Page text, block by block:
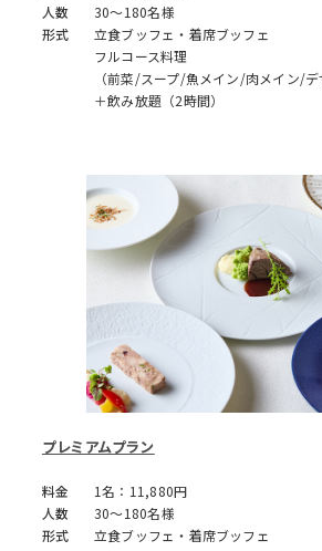
人数
30～180名様
形式
立食ブッフェ・着席ブッフェ
フルコース料理
（前菜/スープ/魚メイン/肉メイン/デ
＋飲み放題（2時間）
プレミアムプラン
料金
1名：11,880円
人数
30～180名様
形式
立食ブッフェ・着席ブッフェ